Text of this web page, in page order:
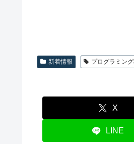
新着情報 プログラミン
X
LINE